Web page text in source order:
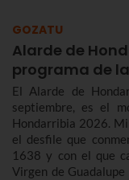
GOZATU
Alarde de
programa de
El Alarde de
septiembre, es el
Hondarribia 2026.
el desfile que
1638 y con el que
Virgen de